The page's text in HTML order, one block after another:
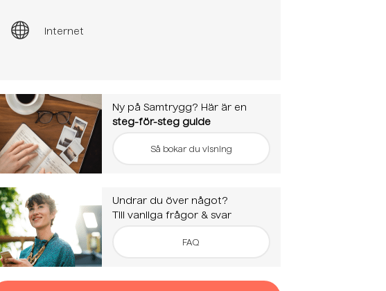
Internet
Ny på Samtrygg? Här är en
steg-för-steg guide
Så bokar du visning
Undrar du över något?
Till vanliga frågor & svar
FAQ